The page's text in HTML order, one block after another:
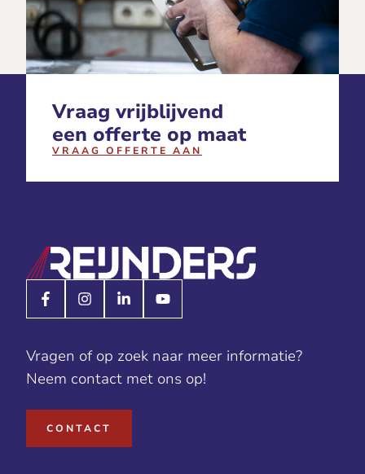
Vraag vrijblijvend
een offerte op maat
VRAAG OFFERTE AAN
Vragen of op zoek naar meer informatie?
Neem contact met ons op!
CONTACT